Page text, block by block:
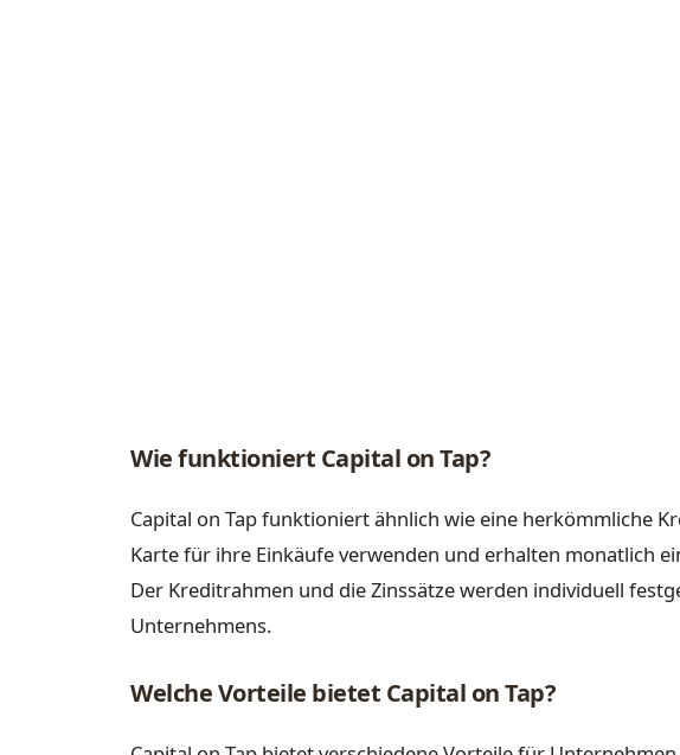
Wie funktioniert Capital on Tap?
Capital on Tap funktioniert ähnlich wie eine herkömmliche
Karte für ihre Einkäufe verwenden und erhalten monatlich
Der Kreditrahmen und die Zinssätze werden individuell
Unternehmens.
Welche Vorteile bietet Capital on Tap?